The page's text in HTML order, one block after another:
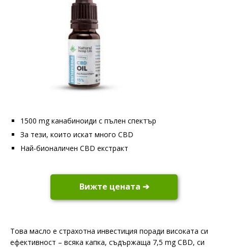
1500 mg канабиноиди с пълен спектър
За тези, които искат много CBD
Най-бионаличен CBD екстракт
Вижте цената ➔
Това масло е страхотна инвестиция поради високата си
ефективност – всяка капка, съдържаща 7,5 mg CBD, си